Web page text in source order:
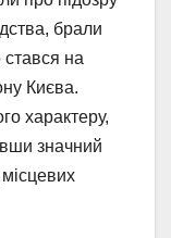
брали
стався на
Києва.
характеру,
значний